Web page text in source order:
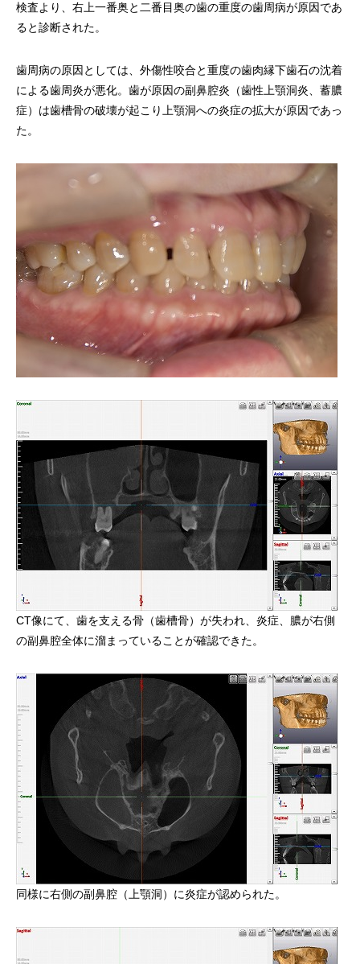
検査より、右上一番奥と二番目奥の歯の重度の歯周病が原因であ
ると診断された。
歯周病の原因としては、外傷性咬合と重度の歯肉縁下歯石の沈着
による歯周炎が悪化。歯が原因の副鼻腔炎（歯性上顎洞炎、蓄膿
症）は歯槽骨の破壊が起こり上顎洞への炎症の拡大が原因であっ
た。
CT像にて、歯を支える骨（歯槽骨）が失われ、炎症、膿が右側
の副鼻腔全体に溜まっていることが確認できた。
同様に右側の副鼻腔（上顎洞）に炎症が認められた。